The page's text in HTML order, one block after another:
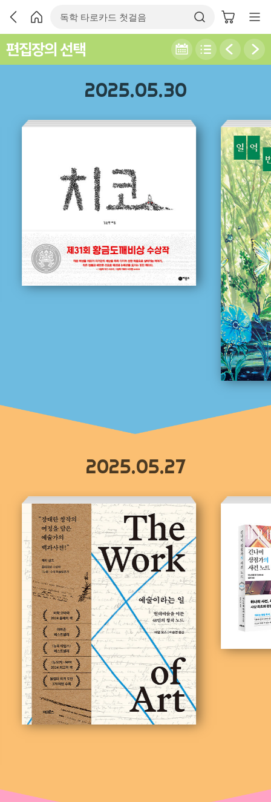
편집장의 선택
2025.05.30
2025.05.27